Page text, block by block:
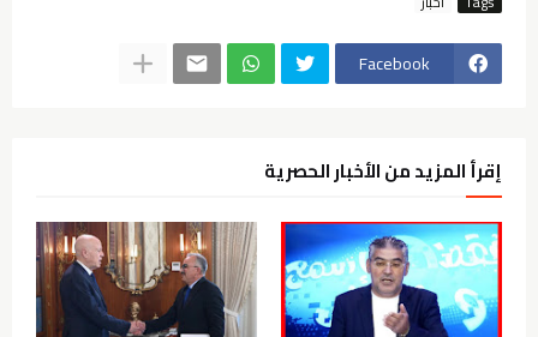
Facebook
إقرأ المزيد من الأخبار الحصرية